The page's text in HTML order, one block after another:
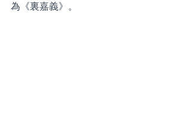
為《裏嘉義》。